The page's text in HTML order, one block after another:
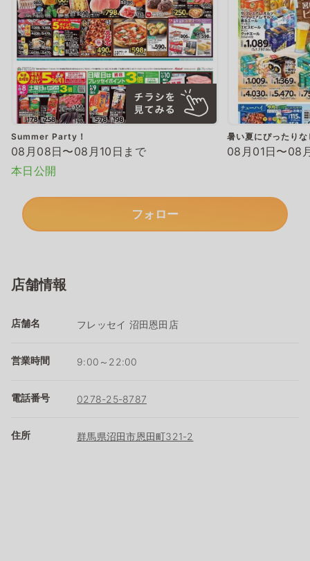
Summer Party！
08月08日〜08月10日まで
本日公開
暑い夏にぴったり
08月01日〜08
フォロー
店舗情報
店舗名 フレッセイ 沼田恩田店
営業時間 9:00～22:00
電話番号 0278-25-8787
住所 群馬県沼田市恩田町321-2